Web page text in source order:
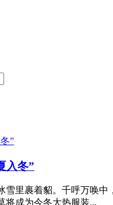
入冬”
雪里裹着貂。千呼万唤
将成为今冬大热服装...